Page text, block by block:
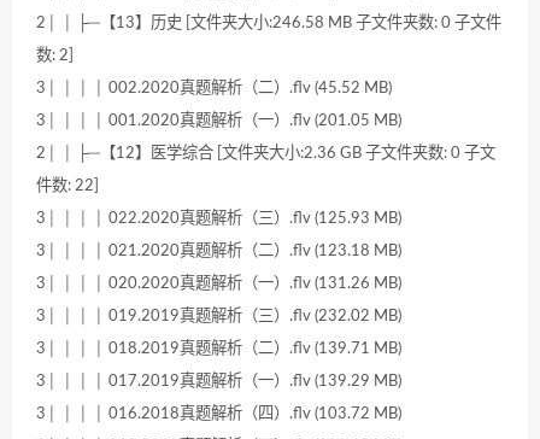
2│ │ ├─【13】历史 [文件夹大小:246.58 MB 子文件夹数: 0 子文件
数: 2]
3│ │ │ │ 002.2020真题解析（二）.flv (45.52 MB)
3│ │ │ │ 001.2020真题解析（一）.flv (201.05 MB)
2│ │ ├─【12】医学综合 [文件夹大小:2.36 GB 子文件夹数: 0 子文
件数: 22]
3│ │ │ │ 022.2020真题解析（三）.flv (125.93 MB)
3│ │ │ │ 021.2020真题解析（二）.flv (123.18 MB)
3│ │ │ │ 020.2020真题解析（一）.flv (131.26 MB)
3│ │ │ │ 019.2019真题解析（三）.flv (232.02 MB)
3│ │ │ │ 018.2019真题解析（二）.flv (139.71 MB)
3│ │ │ │ 017.2019真题解析（一）.flv (139.29 MB)
3│ │ │ │ 016.2018真题解析（四）.flv (103.72 MB)